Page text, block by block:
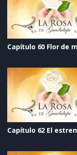
Capítulo 60 Flor de
Capítulo 62 El